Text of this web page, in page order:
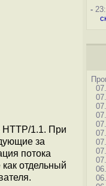
HTTP/1.1. При
за
потока
отдельный
-